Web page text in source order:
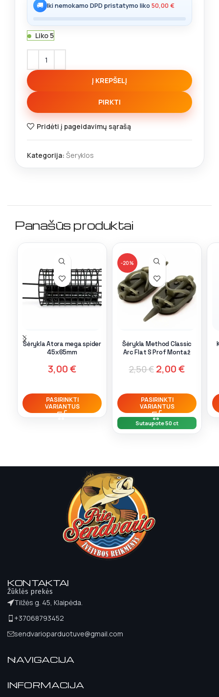
🚚 Iki nemokamo DPD pristatymo liko 50,00€
Liko 5
Į KREPŠELĮ
PIRKTI
Pridėti į pageidavimų sąrašą
Kategorija: Šeryklos
Panašūs produktai
Šėrykla Atora mega spider
45x65mm
3,00€
PASIRINKTI
VARIANTUS
-20%
Šėrykla Method Classic
Arc Flat S Prof Montaž
2,50€ 2,00€
PASIRINKTI
VARIANTUS
Sutaupote 50 ct
KONTAKTAI
Žūklės prekės
Tilžės g. 45, Klaipėda.
+37068793452
sendvarioparduotuve@gmail.com
NAVIGACIJA
INFORMACIJA